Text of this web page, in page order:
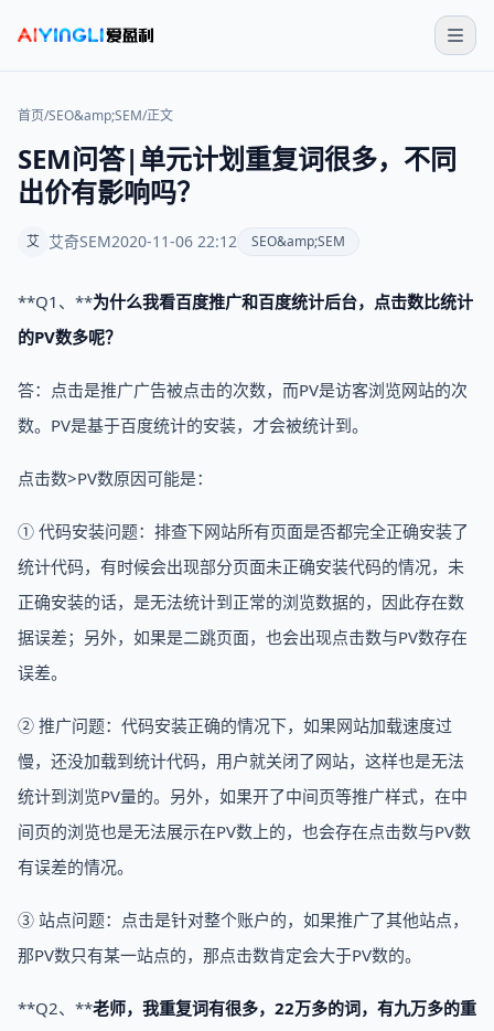
首页/SEO&amp;SEM/正文
SEM问答|单元计划重复词很多，不同
出价有影响吗？
艾 艾奇SEM2020-11-06 22:12 SEO&amp;SEM
**Q1、**为什么我看百度推广和百度统计后台，点击数比统计
的PV数多呢？
答：点击是推广广告被点击的次数，而PV是访客浏览网站的次
数。PV是基于百度统计的安装，才会被统计到。
点击数>PV数原因可能是：
① 代码安装问题：排查下网站所有页面是否都完全正确安装了
统计代码，有时候会出现部分页面未正确安装代码的情况，未
正确安装的话，是无法统计到正常的浏览数据的，因此存在数
据误差；另外，如果是二跳页面，也会出现点击数与PV数存在
误差。
② 推广问题：代码安装正确的情况下，如果网站加载速度过
慢，还没加载到统计代码，用户就关闭了网站，这样也是无法
统计到浏览PV量的。另外，如果开了中间页等推广样式，在中
间页的浏览也是无法展示在PV数上的，也会存在点击数与PV数
有误差的情况。
③ 站点问题：点击是针对整个账户的，如果推广了其他站点，
那PV数只有某一站点的，那点击数肯定会大于PV数的。
**Q2、**老师，我重复词有很多，22万多的词，有九万多的重